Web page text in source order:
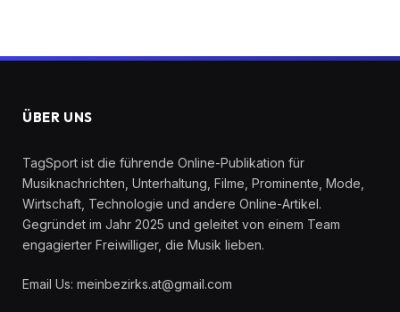
ÜBER UNS
TagSport ist die führende Online-Publikation für
Musiknachrichten, Unterhaltung, Filme, Prominente, Mode,
Wirtschaft, Technologie und andere Online-Artikel.
Gegründet im Jahr 2025 und geleitet von einem Team
engagierter Freiwilliger, die Musik lieben.
Email Us: meinbezirks.at@gmail.com